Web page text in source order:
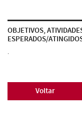
OBJETIVOS,
ESPERADOS/
.
Voltar